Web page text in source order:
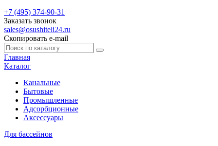
+7 (495) 374-90-31
Заказать звонок
sales@osushiteli24.ru
Скопировать e-mail
Главная
Каталог
Канальные
Бытовые
Промышленные
Адсорбционные
Аксессуары
Для бассейнов